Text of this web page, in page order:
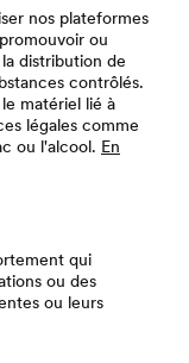
nos plateformes
ou
distribution de
contrôlés.
matériel lié à
légales comme
ou l'alcool. En
qui
ou des
ou leurs